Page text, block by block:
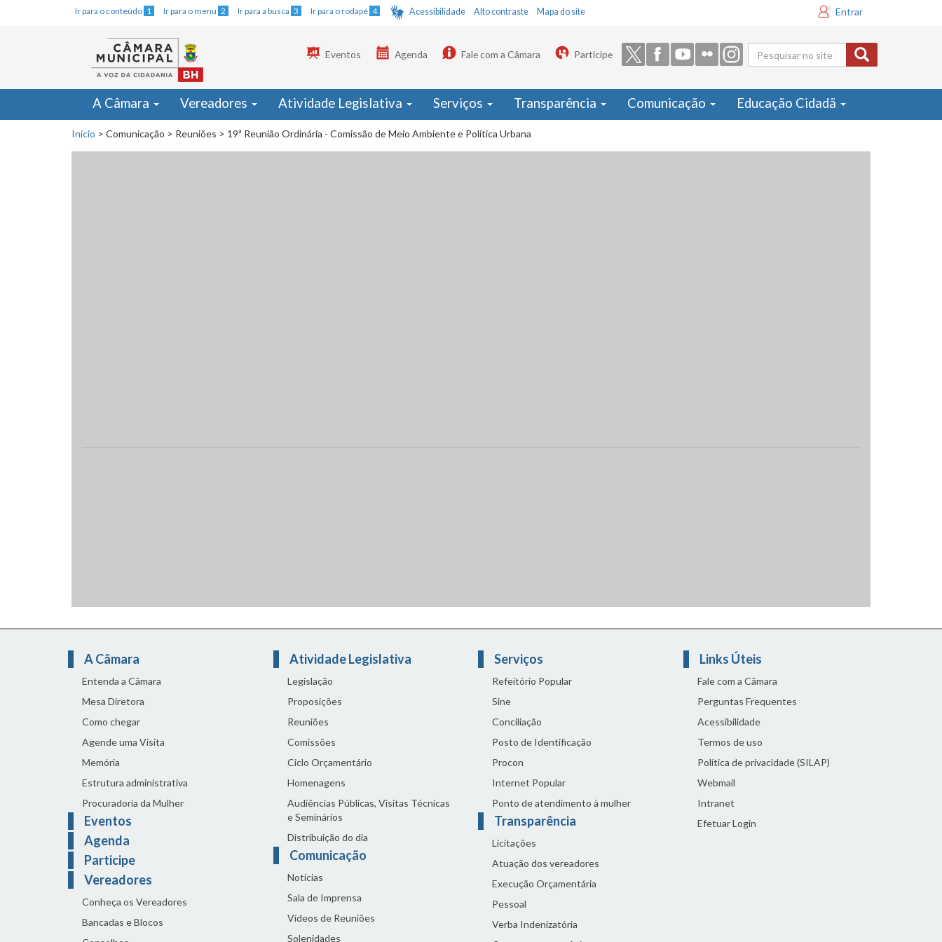
Ir para o conteúdo 1 Ir para o menu 2 Ir para a busca 3 Ir para o rodapé 4 Acessibilidade Alto contraste Mapa do site Entrar
Formulário
de busca
Eventos Agenda Fale com a Câmara Participe
A Câmara Vereadores Atividade Legislativa Serviços Transparência Comunicação Educação Cidadã
Início > Comunicação > Reuniões > 19ª Reunião Ordinária - Comissão de Meio Ambiente e Política Urbana
A Câmara
Entenda a Câmara
Mesa Diretora
Como chegar
Agende uma Visita
Memória
Estrutura administrativa
Procuradoria da Mulher
Eventos
Agenda
Participe
Vereadores
Conheça os Vereadores
Bancadas e Blocos
Atividade Legislativa
Legislação
Proposições
Reuniões
Comissões
Ciclo Orçamentário
Homenagens
Audiências Públicas, Visitas Técnicas
e Seminários
Distribuição do dia
Comunicação
Notícias
Sala de Imprensa
Vídeos de Reuniões
Solenidades
Serviços
Refeitório Popular
Sine
Conciliação
Posto de Identificação
Procon
Internet Popular
Ponto de atendimento à mulher
Transparência
Licitações
Atuação dos vereadores
Execução Orçamentária
Pessoal
Verba Indenizatória
Links Úteis
Fale com a Câmara
Perguntas Frequentes
Acessibilidade
Termos de uso
Política de privacidade (SILAP)
Webmail
Intranet
Efetuar Login